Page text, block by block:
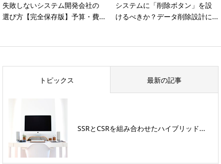
失敗しないシステム開発会社の
選び方【完全保存版】予算・費...
システムに「削除ボタン」を設
けるべきか？データ削除設計に...
トピックス 最新の記事
SSRとCSRを組み合わせたハイブリッド...